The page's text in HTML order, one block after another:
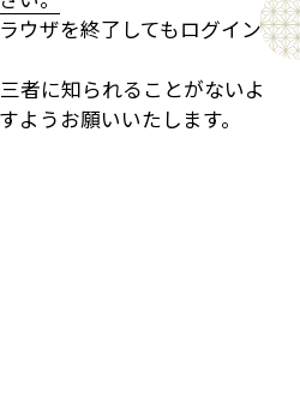
ウザを終了してもログイン
者に知られることがないよ
ようお願いいたします。